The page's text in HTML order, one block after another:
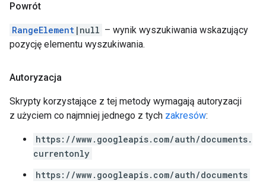
Powrót
RangeElement |null – wynik wyszukiwania wskazujący
pozycję elementu wyszukiwania.
Autoryzacja
Skrypty korzystające z tej metody wymagają autoryzacji
z użyciem co najmniej jednego z tych zakresów:
https://www.googleapis.com/auth/documents.
currentonly
https://www.googleapis.com/auth/documents